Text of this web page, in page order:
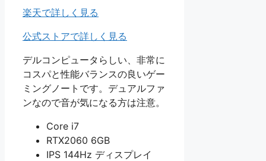
楽天で詳しく見る
公式ストアで詳しく見る
デルコンピュータらしい、非常に
コスパと性能バランスの良いゲー
ミングノートです。デュアルファ
ンなので音が気になる方は注意。
Core i7
RTX2060 6GB
IPS 144Hz ディスプレイ